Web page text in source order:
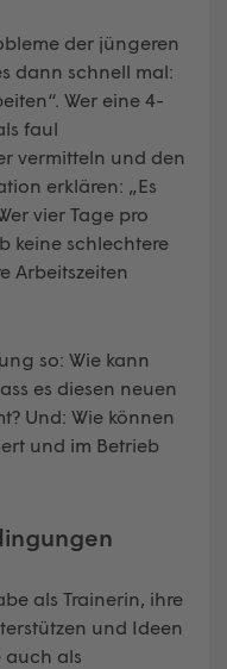
der jüngeren
dann schnell mal:
Wer eine 4-
faul
vermitteln und den
erklären: „Es
vier Tage pro
keine schlechtere
Arbeitszeiten
so: Wie kann
es diesen neuen
Und: Wie können
und im Betrieb
als Trainerin, ihre
und Ideen
auch als